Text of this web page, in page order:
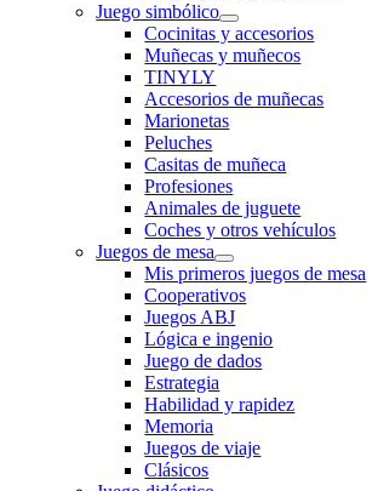
Juego simbólico
Cocinitas y accesorios
Muñecas y muñecos
TINYLY
Accesorios de muñecas
Marionetas
Peluches
Casitas de muñeca
Profesiones
Animales de juguete
Coches y otros vehículos
Juegos de mesa
Mis primeros juegos de mesa
Cooperativos
Juegos ABJ
Lógica e ingenio
Juego de dados
Estrategia
Habilidad y rapidez
Memoria
Juegos de viaje
Clásicos